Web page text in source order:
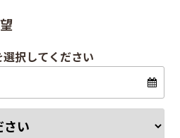
択してください